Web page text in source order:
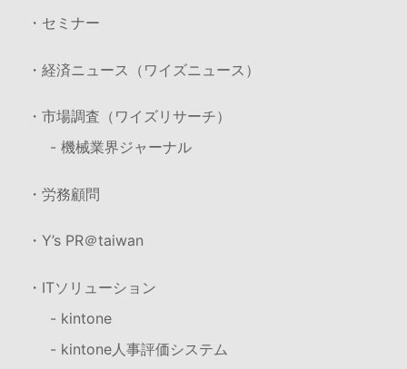
・セミナー
・経済ニュース（ワイズニュース）
・市場調査（ワイズリサーチ）
- 機械業界ジャーナル
・労務顧問
・Y’s PR＠taiwan
・ITソリューション
- kintone
- kintone人事評価システム